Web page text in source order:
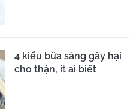
4 kiểu bữa sáng gây hại
cho thận, ít ai biết